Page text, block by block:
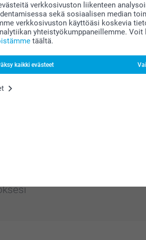
verkkosivuston liikenteen
sekä sosiaalisen median
verkkosivuston käyttöäsi koskevia
yhteistyökumppaneillemme. Voit
täältä.
kaikki evästeet